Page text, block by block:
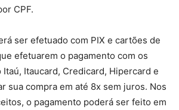
CPF.
ser efetuado com PIX e cartões de
efetuarem o pagamento com os
Itaucard, Credicard, Hipercard e
sua compra em até 8x sem juros. Nos
o pagamento poderá ser feito em